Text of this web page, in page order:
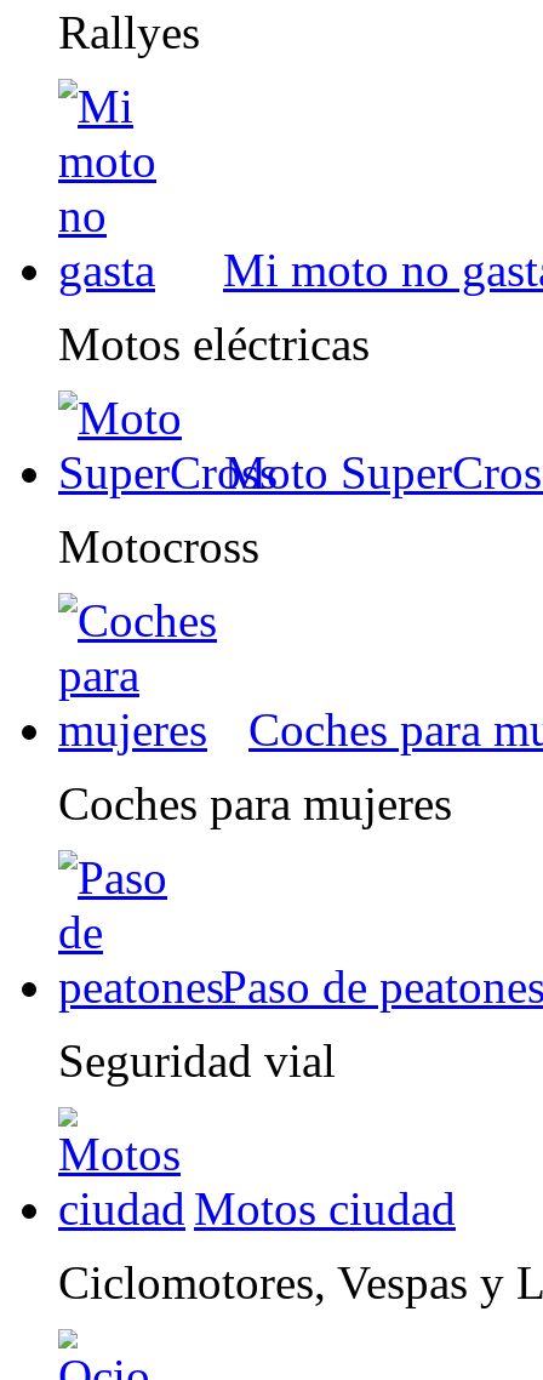
Rallyes
Mi moto no
Motos eléctricas
Moto
Motocross
Coches para
Coches para mujeres
Paso de
Seguridad vial
Motos ciudad
Ciclomotores, Vespas y